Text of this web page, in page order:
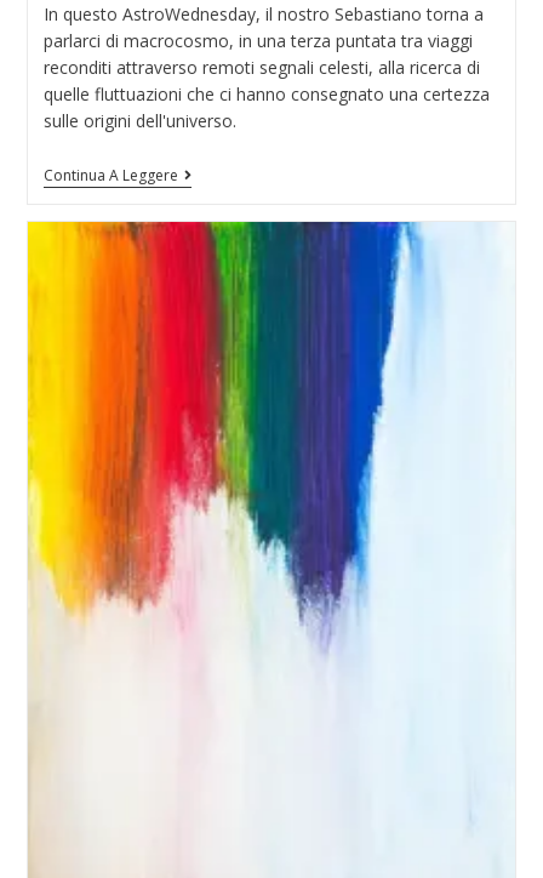
In questo AstroWednesday, il nostro Sebastiano torna a
parlarci di macrocosmo, in una terza puntata tra viaggi
reconditi attraverso remoti segnali celesti, alla ricerca di
quelle fluttuazioni che ci hanno consegnato una certezza
sulle origini dell'universo.
Continua A Leggere